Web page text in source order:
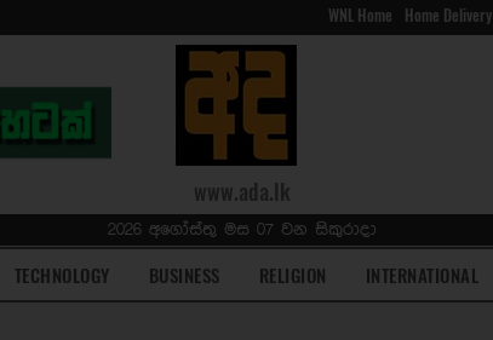
WNL Home Home Delivery
www.ada.lk
2026 අගෝස්තු මස 07 වන සිකුරාදා
TECHNOLOGY BUSINESS RELIGION INTERNATIONAL